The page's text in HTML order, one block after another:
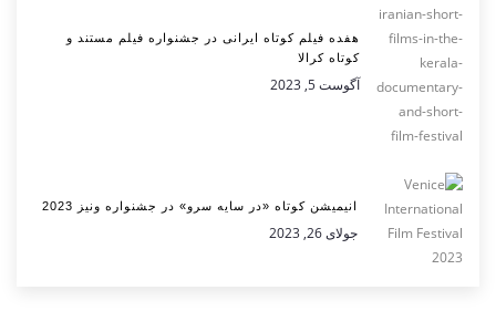
هفده فیلم کوتاه ایرانی در جشنواره فیلم مستند و
کوتاه کرالا
آگوست 5, 2023
انیمیشن کوتاه «در سایه سرو» در جشنواره ونیز 2023
جولای 26, 2023